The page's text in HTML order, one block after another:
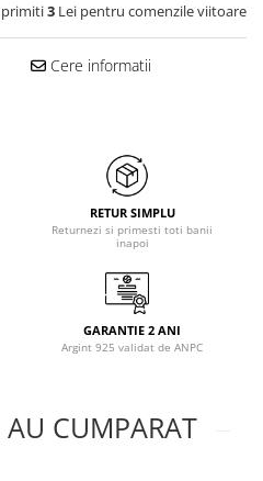
primiti3 Lei pentru comenzile viitoare
Cere informatii
RETUR SIMPLU
Returnezi si primesti toti banii
inapoi
GARANTIE 2 ANI
Argint 925 validat de ANPC
CUMPARAT